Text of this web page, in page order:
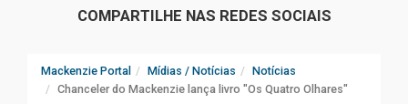
COMPARTILHE NAS REDES SOCIAIS
Mackenzie Portal Mídias / Notícias
Notícias
Chanceler do Mackenzie lança livro "Os Quatro Olhares"